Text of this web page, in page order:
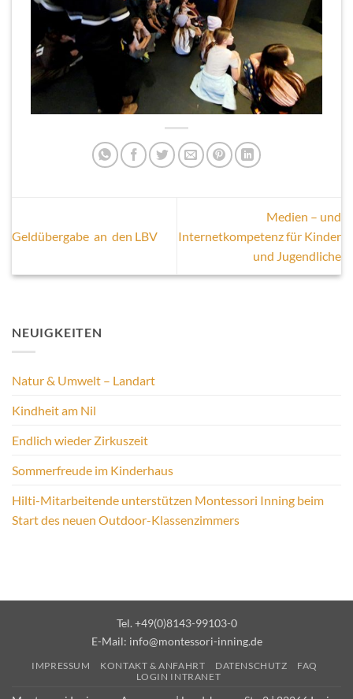
Geldübergabe an den LBV
Medien – und
Internetkompetenz für Kinder
und Jugendliche
NEUIGKEITEN
Natur & Umwelt – Landart
Kindheit am Nil
Endlich wieder Zirkuszeit
Sommerfreude im Kinderhaus
Hilti-Mitarbeitende unterstützen Montessori Inning beim
Start des neuen Outdoor-Klassenzimmers
Tel. +49(0)8143-99103-0
E-Mail: info@montessori-inning.de
IMPRESSUM KONTAKT & ANFAHRT DATENSCHUTZ
FAQ
LOGIN INTRANET